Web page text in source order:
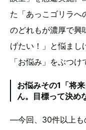
た「あっこゴリラへ
のどれもが濃厚で興
げたい！」と悩まし
「お悩み」をぶつけ
お悩みその1「将
ん。目標って決め
―今回、30件以上も